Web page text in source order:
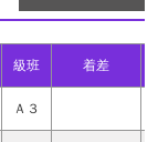
級班 着差
Ａ３